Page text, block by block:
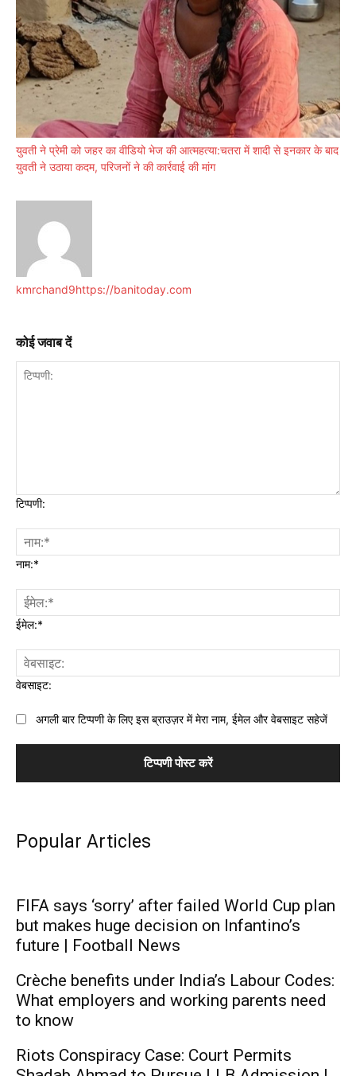
युवती ने प्रेमी को जहर का वीडियो भेज की आत्महत्या:चतरा में शादी से इनकार के बाद
युवती ने उठाया कदम, परिजनों ने की कार्रवाई की मांग
kmrchand9https://banitoday.com
कोई जवाब दें
टिप्पणी:
नाम:*
ईमेल:*
वेबसाइट:
अगली बार टिप्पणी के लिए इस ब्राउज़र में मेरा नाम, ईमेल और वेबसाइट सहेजें
Popular Articles
FIFA says ‘sorry’ after failed World Cup plan
but makes huge decision on Infantino’s
future | Football News
Crèche benefits under India’s Labour Codes:
What employers and working parents need
to know
Riots Conspiracy Case: Court Permits